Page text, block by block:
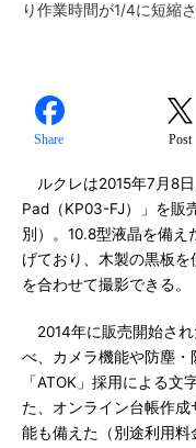
り作業時間が1/4に短縮
Share Post
ルクレは2015年7月8
Pad（KP03-FJ）」を販
別）。10.8型液晶を備
げており、木製の黒板
を合わせて撮影できる。
2014年に販売開始され
べ、カメラ機能や防塵
「ATOK」採用による文
た、オンライン台帳作
能も備えた（別途利用